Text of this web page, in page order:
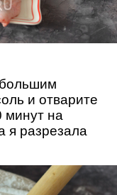
и отварите
минут на
я разрезала